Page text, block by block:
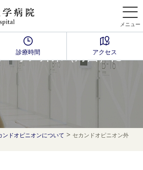
メニュー
診療時間 アクセス
オン外来（対面）に
ンドオピニオンについて > セカンドオピニオン外